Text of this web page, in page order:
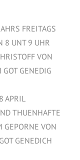
FREITAGS
8 UNT 9 UHR
VON
GENEDIG
APRIL
THUENHAFTE
GEPORNE VON
GENEDICH